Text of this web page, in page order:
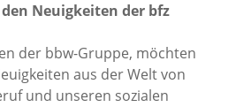
Neuigkeiten der bfz
der bbw-Gruppe, möchten
aus der Welt von
und unseren sozialen